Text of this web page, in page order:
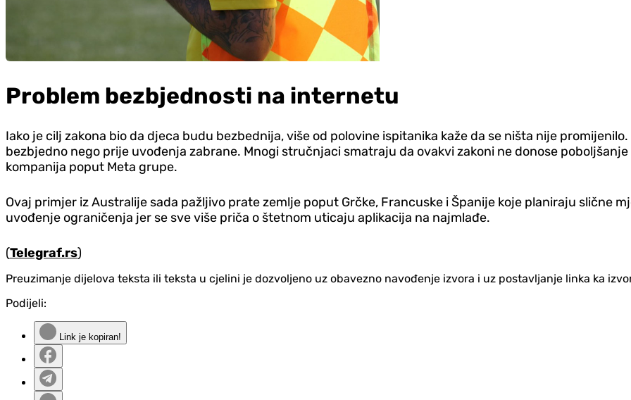
Problem bezbjednosti na internetu
Iako je cilj zakona bio da djeca budu bezbednija, više od polovine ispitanika kaže da se ništa nije
bezbjedno nego prije uvođenja zabrane. Mnogi stručnjaci smatraju da ovakvi zakoni ne donose
kompanija poput Meta grupe.
Ovaj primjer iz Australije sada pažljivo prate zemlje poput Grčke, Francuske i Španije koje planiraju slične
uvođenje ograničenja jer se sve više priča o štetnom uticaju aplikacija na najmlađe.
(Telegraf.rs)
Preuzimanje dijelova teksta ili teksta u cjelini je dozvoljeno uz obavezno navođenje izvora i uz postavljanje linka ka
Podijeli:
Link je kopiran!